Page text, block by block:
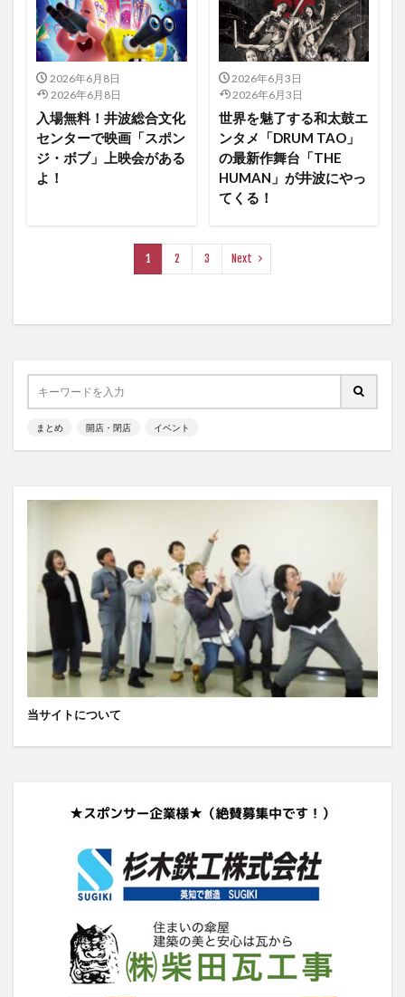
2026年6月8日
2026年6月8日
入場無料！井波総合文化
センターで映画「スポン
ジ・ボブ」上映会がある
よ！
2026年6月3日
2026年6月3日
世界を魅了する和太鼓エ
ンタメ「DRUM TAO」
の最新作舞台「THE
HUMAN」が井波にやっ
てくる！
1 2 3 Next
まとめ 開店・閉店 イベント
当サイトについて